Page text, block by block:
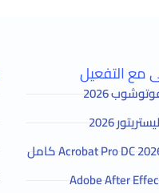
مع التفعيل
2026
2026
Adobe After